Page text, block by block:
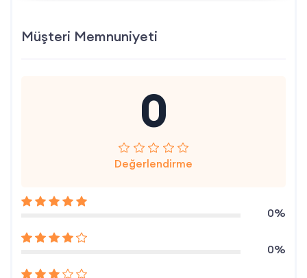
Müşteri Memnuniyeti
0
Değerlendirme
0%
0%